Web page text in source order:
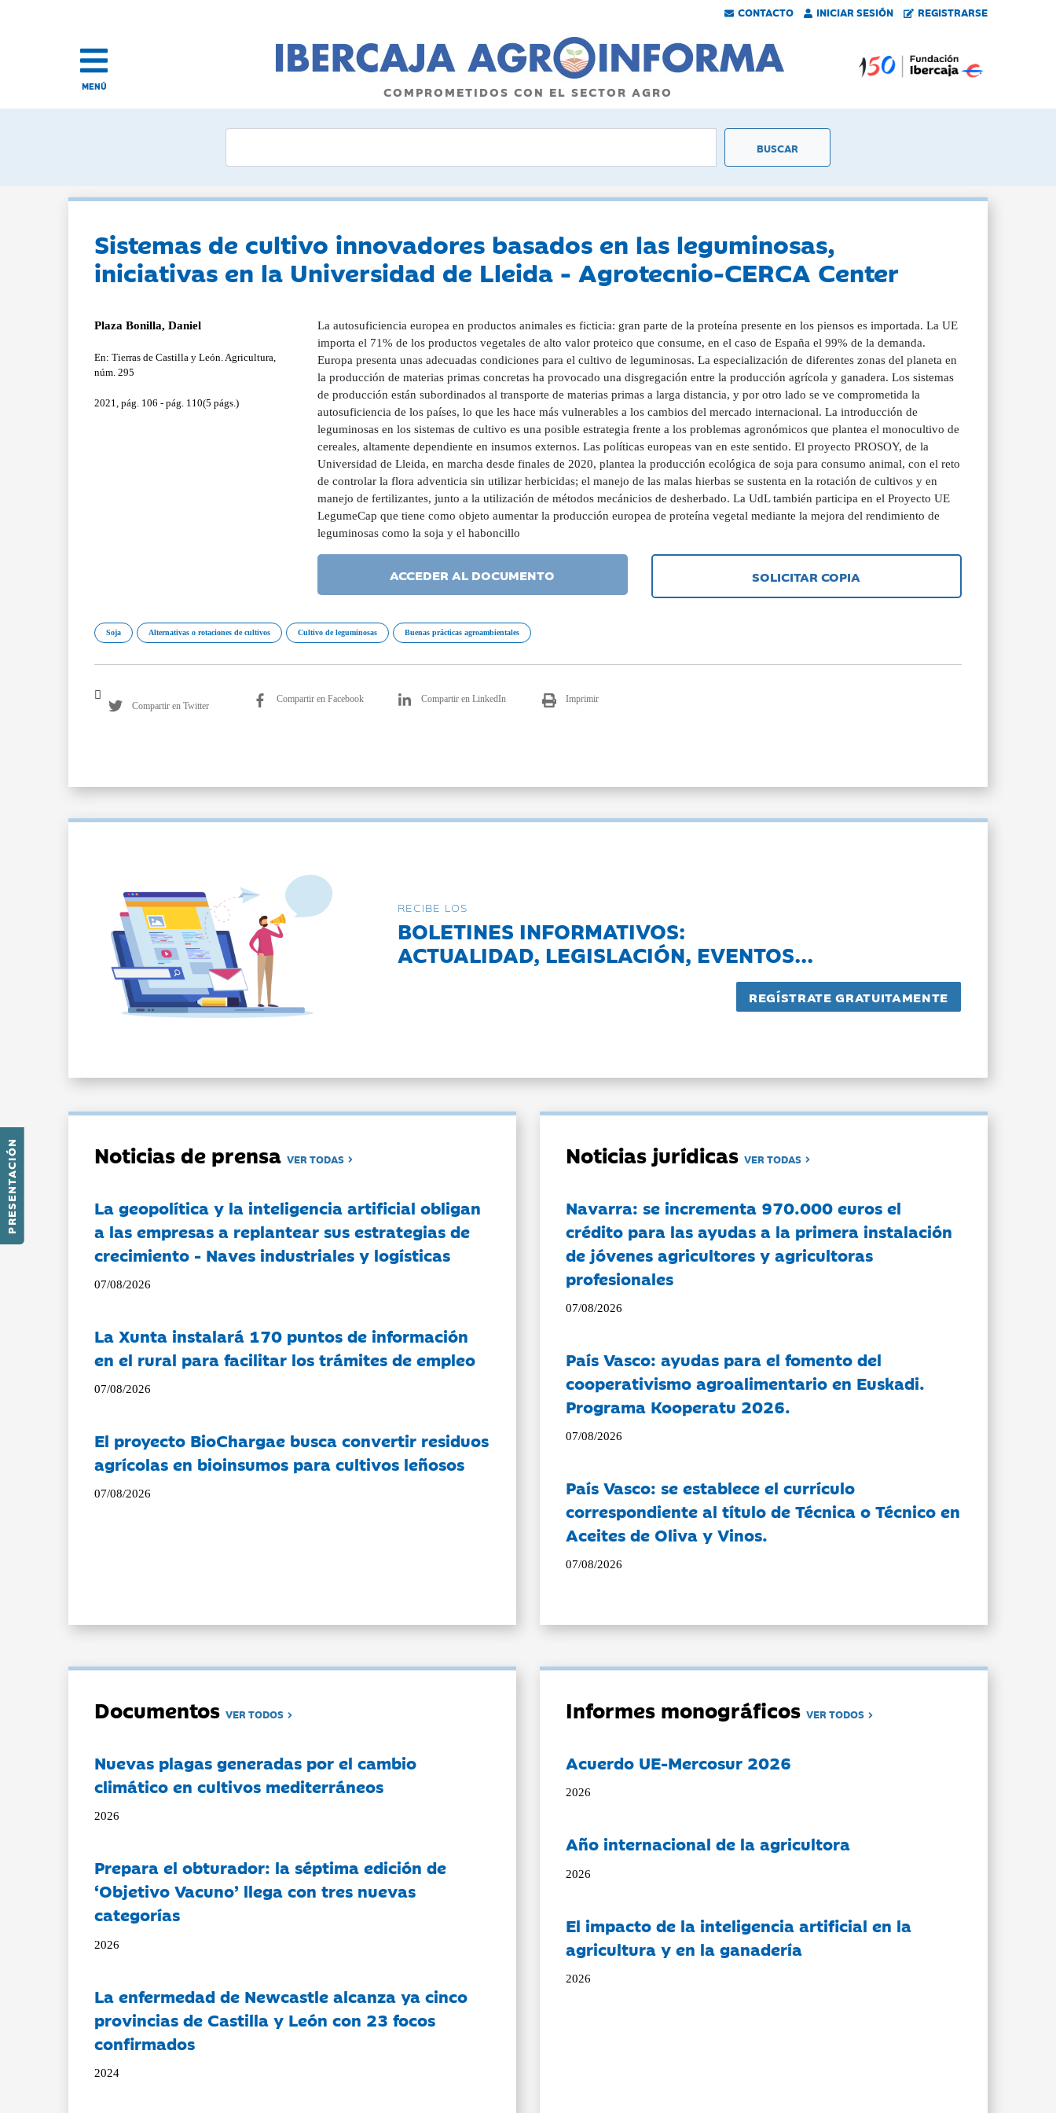
CONTACTO INICIAR SESIÓN REGISTRARSE
PRESENTACIÓN
MENÚ COMPROMETIDOS CON EL SECTOR AGRO
Sistemas de cultivo innovadores basados en las leguminosas,
iniciativas en la Universidad de Lleida - Agrotecnio-CERCA Center
Plaza Bonilla, Daniel
En: Tierras de Castilla y León. Agricultura,
núm. 295
2021, pág. 106 - pág. 110(5 págs.)
La autosuficiencia europea en productos animales es ficticia: gran parte de la proteína presente en los piensos es importada. La UE
importa el 71% de los productos vegetales de alto valor proteico que consume, en el caso de España el 99% de la demanda.
Europa presenta unas adecuadas condiciones para el cultivo de leguminosas. La especialización de diferentes zonas del planeta en
la producción de materias primas concretas ha provocado una disgregación entre la producción agrícola y ganadera. Los sistemas
de producción están subordinados al transporte de materias primas a larga distancia, y por otro lado se ve comprometida la
autosuficiencia de los países, lo que les hace más vulnerables a los cambios del mercado internacional. La introducción de
leguminosas en los sistemas de cultivo es una posible estrategia frente a los problemas agronómicos que plantea el monocultivo de
cereales, altamente dependiente en insumos externos. Las políticas europeas van en este sentido. El proyecto PROSOY, de la
Universidad de Lleida, en marcha desde finales de 2020, plantea la producción ecológica de soja para consumo animal, con el reto
de controlar la flora adventicia sin utilizar herbicidas; el manejo de las malas hierbas se sustenta en la rotación de cultivos y en
manejo de fertilizantes, junto a la utilización de métodos mecánicios de desherbado. La UdL también participa en el Proyecto UE
LegumeCap que tiene como objeto aumentar la producción europea de proteína vegetal mediante la mejora del rendimiento de
leguminosas como la soja y el haboncillo
ACCEDER AL DOCUMENTO SOLICITAR COPIA
Soja Alternativas o rotaciones de cultivos Cultivo de leguminosas Buenas prácticas agroambientales
Compartir en Twitter
Compartir en Facebook Compartir en LinkedIn Imprimir
RECIBE LOS
BOLETINES INFORMATIVOS:
ACTUALIDAD, LEGISLACIÓN, EVENTOS...
Noticias de prensaVER TODAS
La geopolítica y la inteligencia artificial obligan
a las empresas a replantear sus estrategias de
crecimiento - Naves industriales y logísticas
07/08/2026
La Xunta instalará 170 puntos de información
en el rural para facilitar los trámites de empleo
07/08/2026
El proyecto BioChargae busca convertir residuos
agrícolas en bioinsumos para cultivos leñosos
07/08/2026
Noticias jurídicasVER TODAS
Navarra: se incrementa 970.000 euros el
crédito para las ayudas a la primera instalación
de jóvenes agricultores y agricultoras
profesionales
07/08/2026
País Vasco: ayudas para el fomento del
cooperativismo agroalimentario en Euskadi.
Programa Kooperatu 2026.
07/08/2026
País Vasco: se establece el currículo
correspondiente al título de Técnica o Técnico en
Aceites de Oliva y Vinos.
07/08/2026
DocumentosVER TODOS
Nuevas plagas generadas por el cambio
climático en cultivos mediterráneos
2026
Prepara el obturador: la séptima edición de
‘Objetivo Vacuno’ llega con tres nuevas
categorías
2026
La enfermedad de Newcastle alcanza ya cinco
provincias de Castilla y León con 23 focos
confirmados
2024
Informes monográficosVER TODOS
Acuerdo UE-Mercosur 2026
2026
Año internacional de la agricultora
2026
El impacto de la inteligencia artificial en la
agricultura y en la ganadería
2026